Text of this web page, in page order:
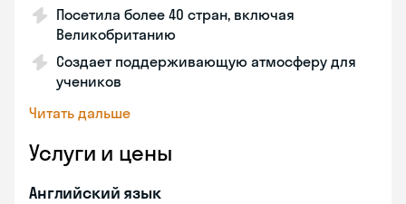
Посетила более 40 стран, включая
Великобританию
Создает поддерживающую атмосферу для
учеников
Читать дальше
Услуги и цены
Английский язык